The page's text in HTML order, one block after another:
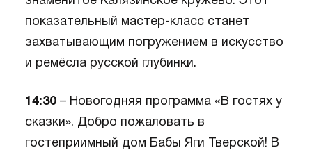
показательный мастер-класс станет
захватывающим погружением в искусство
и ремёсла русской глубинки.
14:30– Новогодняя программа «В гостях у
сказки». Добро пожаловать в
гостеприимный дом Бабы Яги Тверской! В